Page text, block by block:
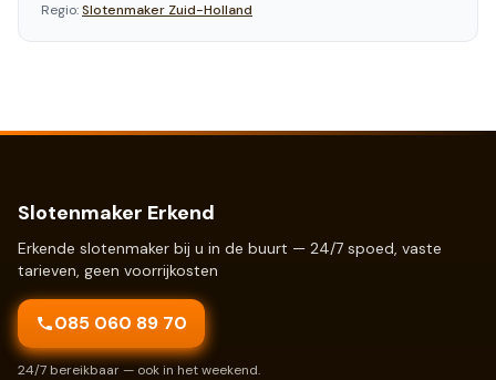
Regio:Slotenmaker Zuid-Holland
Slotenmaker Erkend
Erkende slotenmaker bij u in de buurt — 24/7 spoed, vaste
tarieven, geen voorrijkosten
085 060 89 70
24/7 bereikbaar — ook in het weekend.